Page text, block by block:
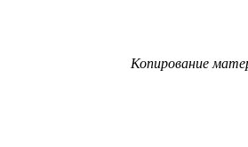
Копирование